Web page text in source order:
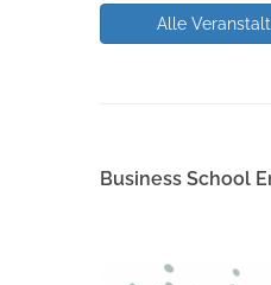
Alle
Business School